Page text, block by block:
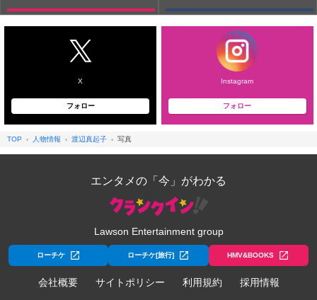
X
フォロー
Instagram
フォロー
TOP 人物情報 渡辺真起子 写真
エンタメの「今」がわかる
Lawson Entertainment group
ローチケ ローチケ[旅行] HMV&BOOKS
会社概要 サイトポリシー 利用規約 採用情報